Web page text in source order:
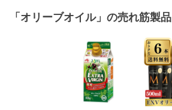
「 オリーブオイル」の売れ筋製品